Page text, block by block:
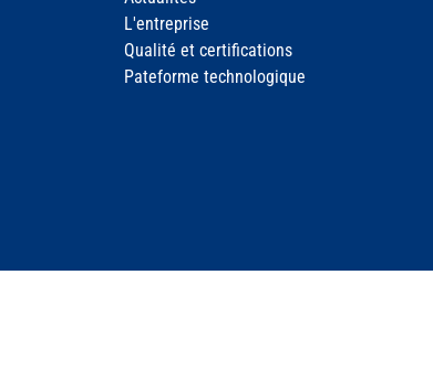
L'entreprise
Qualité et certifications
Pateforme technologique